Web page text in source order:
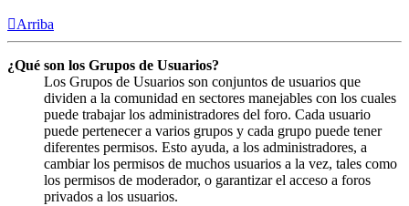
Arriba
¿Qué son los Grupos de Usuarios?
Los Grupos de Usuarios son conjuntos de usuarios que
dividen a la comunidad en sectores manejables con los cuales
puede trabajar los administradores del foro. Cada usuario
puede pertenecer a varios grupos y cada grupo puede tener
diferentes permisos. Esto ayuda, a los administradores, a
cambiar los permisos de muchos usuarios a la vez, tales como
los permisos de moderador, o garantizar el acceso a foros
privados a los usuarios.